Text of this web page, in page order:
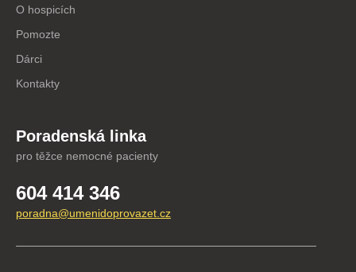
O hospicích
Pomozte
Dárci
Kontakty
Poradenská linka
pro těžce nemocné pacienty
604 414 346
poradna@umenidoprovazet.cz